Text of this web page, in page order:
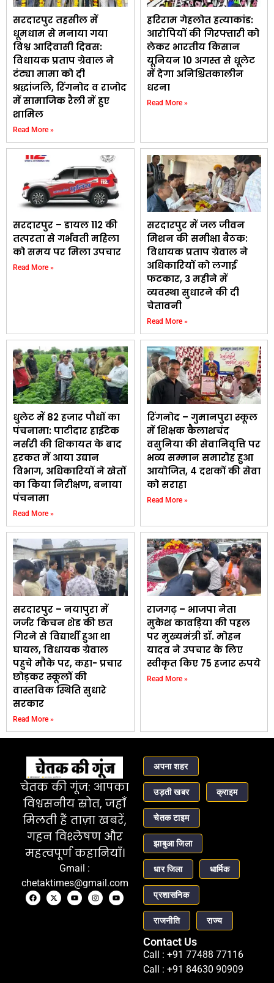
सरदारपुर तहसील में
धूमधाम से मनाया गया
विश्व आदिवासी दिवस:
विधायक प्रताप ग्रेवाल ने
टंट्या मामा को दी
श्रद्धांजलि, रिंगनोद व राजोद
में सामाजिक रैली में हुए
शामिल
Read More »
हरिराम गेहलोत हत्याकांड:
आरोपियों की गिरफ्तारी को
लेकर भारतीय किसान
यूनियन 10 अगस्त से धूलेट
में देगा अनिश्चितकालीन
धरना
Read More »
सरदारपुर – डायल 112 की
तत्परता से गर्भवती महिला
को समय पर मिला उपचार
Read More »
सरदारपुर में जल जीवन
मिशन की समीक्षा बैठक:
विधायक प्रताप ग्रेवाल ने
अधिकारियों को लगाई
फटकार, 3 महीने में
व्यवस्था सुधारने की दी
चेतावनी
Read More »
धुलेट में 82 हजार पौधों का
पंचनामा: पाटीदार हाईटेक
नर्सरी की शिकायत के बाद
हरकत में आया उद्यान
विभाग, अधिकारियों ने खेतों
का किया निरीक्षण, बनाया
पंचनामा
Read More »
रिंगनोद – गुमानपुरा स्कूल
में शिक्षक कैलाशचंद
वसुनिया की सेवानिवृत्ति पर
भव्य सम्मान समारोह हुआ
आयोजित, 4 दशकों की सेवा
को सराहा
Read More »
सरदारपुर – नयापुरा में
जर्जर किचन शेड की छत
गिरने से विद्यार्थी हुआ था
घायल, विधायक ग्रेवाल
पहुचे मौके पर, कहा- प्रचार
छोड़कर स्कूलों की
वास्तविक स्थिति सुधारे
सरकार
Read More »
राजगढ़ – भाजपा नेता
मुकेश कावड़िया की पहल
पर मुख्यमंत्री डॉ. मोहन
यादव ने उपचार के लिए
स्वीकृत किए 75 हजार रुपये
Read More »
चेतक की गूंज: आपका
विश्वसनीय स्रोत, जहाँ
मिलती हैं ताज़ा खबरें,
गहन विश्लेषण और
महत्वपूर्ण कहानियाँ।
Gmail :
chetaktimes@gmail.com
अपना शहर
उड़ती खबर क्राइम
चेतक टाइम
झाबुआ जिला
धार जिला धार्मिक
प्रशासनिक
राजनीति राज्य
Contact Us
Call : +91 77488 77116
Call : +91 84630 90909